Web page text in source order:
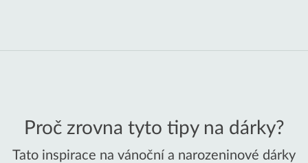
Proč zrovna tyto tipy na dárky?
Tato inspirace na vánoční a narozeninové dárky